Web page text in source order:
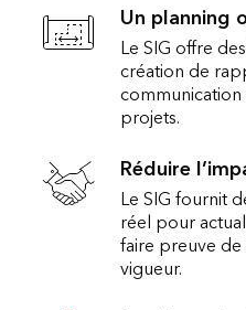
Un planning
Le SIG offre
création de
projets.
Réduire
Le SIG fournit
réel pour
faire preuve
vigueur.